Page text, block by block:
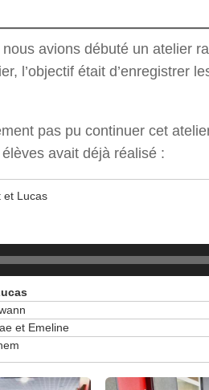
avions débuté un atelier
l’objectif était d’enregistrer
pas pu continuer cet
avait déjà réalisé :
et Lucas
et Emeline